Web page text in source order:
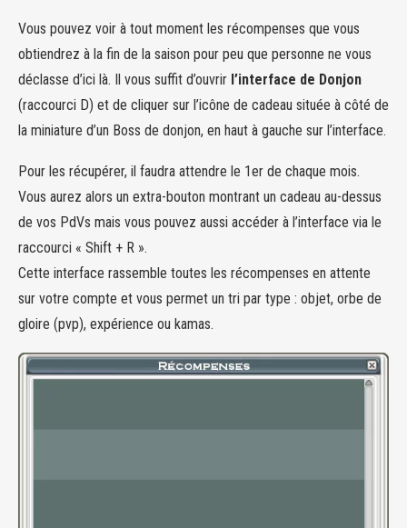
Vous pouvez voir à tout moment les récompenses que vous
obtiendrez à la fin de la saison pour peu que personne ne vous
déclasse d’ici là. Il vous suffit d’ouvrir l’interface de Donjon
(raccourci D) et de cliquer sur l’icône de cadeau située à côté de
la miniature d’un Boss de donjon, en haut à gauche sur l’interface.
Pour les récupérer, il faudra attendre le 1er de chaque mois.
Vous aurez alors un extra-bouton montrant un cadeau au-dessus
de vos PdVs mais vous pouvez aussi accéder à l’interface via le
raccourci « Shift + R ».
Cette interface rassemble toutes les récompenses en attente
sur votre compte et vous permet un tri par type : objet, orbe de
gloire (pvp), expérience ou kamas.